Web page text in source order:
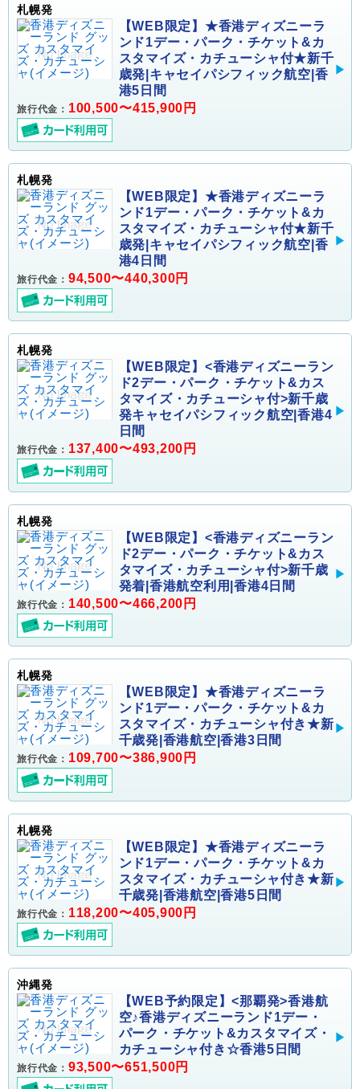
札幌発
【WEB限定】★香港ディズニーラ
ンド1デー・パーク・チケット&カ
スタマイズ・カチューシャ付★新千
歳発|キャセイパシフィック航空|香
港5日間
旅行代金： 100,500〜415,900円
札幌発
【WEB限定】★香港ディズニーラ
ンド1デー・パーク・チケット&カ
スタマイズ・カチューシャ付★新千
歳発|キャセイパシフィック航空|香
港4日間
旅行代金： 94,500〜440,300円
札幌発
【WEB限定】<香港ディズニーラン
ド2デー・パーク・チケット&カス
タマイズ・カチューシャ付>新千歳
発キャセイパシフィック航空|香港4
日間
旅行代金： 137,400〜493,200円
札幌発
【WEB限定】<香港ディズニーラン
ド2デー・パーク・チケット&カス
タマイズ・カチューシャ付>新千歳
発着|香港航空利用|香港4日間
旅行代金： 140,500〜466,200円
札幌発
【WEB限定】★香港ディズニーラ
ンド1デー・パーク・チケット&カ
スタマイズ・カチューシャ付き★新
千歳発|香港航空|香港3日間
旅行代金： 109,700〜386,900円
札幌発
【WEB限定】★香港ディズニーラ
ンド1デー・パーク・チケット&カ
スタマイズ・カチューシャ付き★新
千歳発|香港航空|香港5日間
旅行代金： 118,200〜405,900円
沖縄発
【WEB予約限定】<那覇発>香港航
空♪香港ディズニーランド1デー・
パーク・チケット&カスタマイズ・
カチューシャ付き☆香港5日間
旅行代金： 93,500〜651,500円